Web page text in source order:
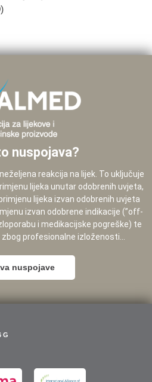
nuspojava?
reakcija na lijek. To uključuje
lijeka unutar odobrenih uvjeta,
lijeka izvan odobrenih uvjeta
izvan odobrene indikacije (”off-
i medikacijske pogreške) te
profesionalne izloženosti...
nuspojave
G